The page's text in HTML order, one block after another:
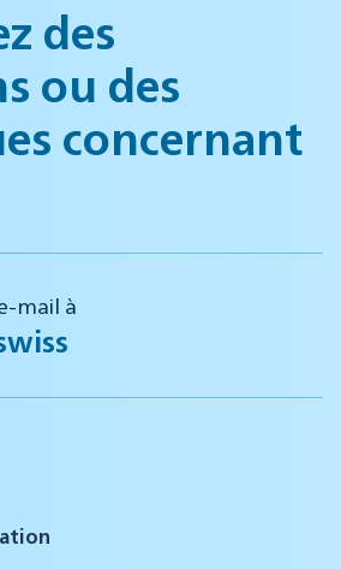
des
ou des
concernant
mail à